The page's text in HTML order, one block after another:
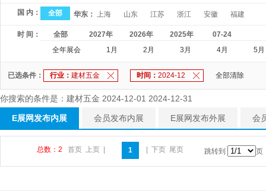
国 内： 全部 华东： 上海 山东 江苏 浙江 安徽 福建
时 间： 全部 2027年 2026年 2025年
07-24
全年展会
1月 2月 3月 4月 5月
已选条件： 行业： 建材五金 时间： 2024-12 全部清除
你搜索的条件是：建材五金 2024-12-01 2024-12-31
E展网发布内展 会员发布内展 E展网发布外展 会
总数：2 首页 上页 1 下页 尾页 跳转到 页